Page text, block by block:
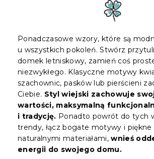
Ponadczasowe wzory, które są
u wszystkich pokoleń. Stwórz
domek letniskowy, zamień coś
niezwykłego. Klasyczne motywy
szachownic, pasków lub pierścieni
Ciebie. Styl wiejski zachowuje
wartości, maksymalną
i tradycję. Ponadto powrót do tych
trendy, łącz bogate motywy i piękne
naturalnymi materiałami,wnieś
energii do swojego domu.